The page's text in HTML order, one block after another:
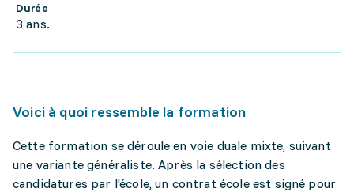
Durée
3 ans.
Voici à quoi ressemble la formation
Cette formation se déroule en voie duale mixte, suivant
une variante généraliste. Après la sélection des
candidatures par l'école, un contrat école est signé pour